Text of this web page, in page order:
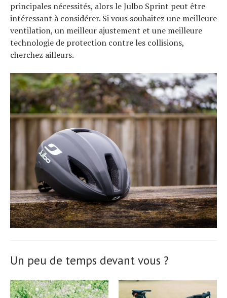
principales nécessités, alors le Julbo Sprint peut être
intéressant à considérer. Si vous souhaitez une meilleure
ventilation, un meilleur ajustement et une meilleure
technologie de protection contre les collisions,
cherchez ailleurs.
Un peu de temps devant vous ?